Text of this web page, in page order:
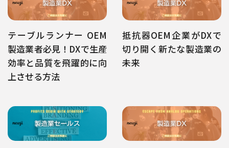
テーブルランナー OEM
製造業者必見！DXで生産
効率と品質を飛躍的に向
上させる方法
抵抗器OEM企業がDXで
切り開く新たな製造業の
未来